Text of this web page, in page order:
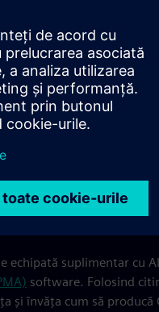
echipată suplimentar cu
software. Folosind
și învăța cum să